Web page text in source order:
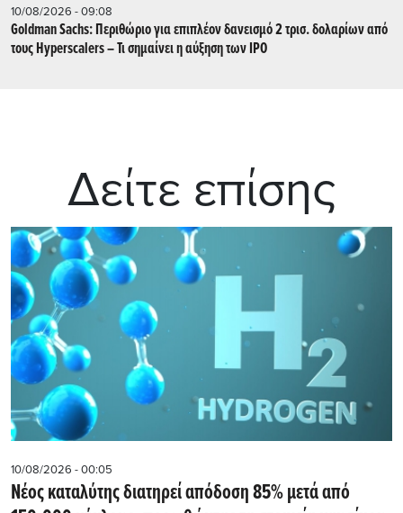
10/08/2026 - 09:08
Goldman Sachs: Περιθώριο για επιπλέον δανεισμό 2 τρισ. δολαρίων από
τους Hyperscalers – Τι σημαίνει η αύξηση των IPO
Δείτε επίσης
10/08/2026 - 00:05
Nέος καταλύτης διατηρεί απόδοση 85% μετά από